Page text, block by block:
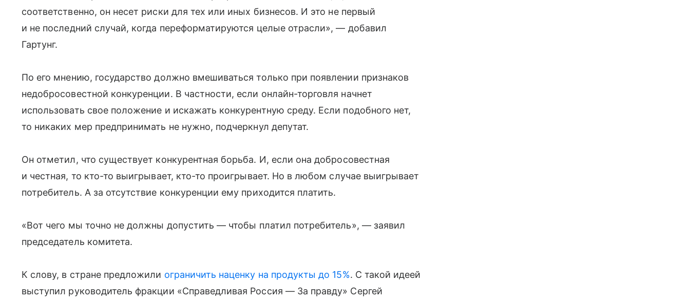
соответственно, он несет риски для тех или иных бизнесов. И это не первый
и не последний случай, когда переформатируются целые отрасли», — добавил
Гартунг.
По его мнению, государство должно вмешиваться только при появлении признаков
недобросовестной конкуренции. В частности, если онлайн-торговля начнет
использовать свое положение и искажать конкурентную среду. Если подобного нет,
то никаких мер предпринимать не нужно, подчеркнул депутат.
Он отметил, что существует конкурентная борьба. И, если она добросовестная
и честная, то кто-то выигрывает, кто-то проигрывает. Но в любом случае выигрывает
потребитель. А за отсутствие конкуренции ему приходится платить.
«Вот чего мы точно не должны допустить — чтобы платил потребитель», — заявил
председатель комитета.
К слову, в стране предложили ограничить наценку на продукты до 15%. С такой идеей
выступил руководитель фракции «Справедливая Россия — За правду» Сергей